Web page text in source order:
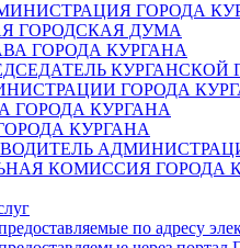
ГОРОДА
ГОРОДСКАЯ ДУМА
ГОРОДА КУРГАНА
ГОРОДА
ГОРОДА КУРГАНА
КУРГАНА
КОМИССИЯ ГОРОДА
по адресу